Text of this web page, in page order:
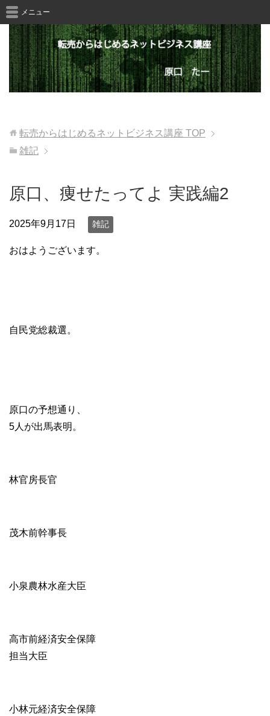
メニュー
転売からはじめるネットビジネス講座 TOP
雑記
原口、痩せたってよ 実践編2
2025年9月17日 雑記
おはようございます。
自民党総裁選。
原口の予想通り、
5人が出馬表明。
林官房長官
茂木前幹事長
小泉農林水産大臣
高市前経済安全保障
担当大臣
小林元経済安全保障